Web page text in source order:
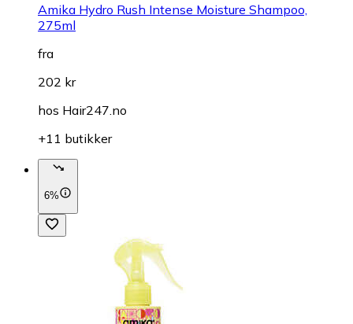
Amika Hydro Rush Intense Moisture Shampoo,
275ml
fra
202 kr
hos Hair247.no
+11 butikker
6%